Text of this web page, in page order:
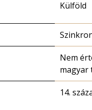
Külföld
Nem
magyar
14.